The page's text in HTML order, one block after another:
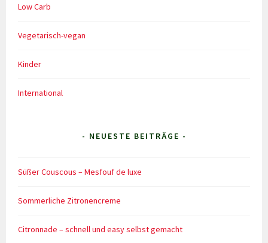
Low Carb
Vegetarisch-vegan
Kinder
International
- NEUESTE BEITRÄGE -
Süßer Couscous – Mesfouf de luxe
Sommerliche Zitronencreme
Citronnade – schnell und easy selbst gemacht